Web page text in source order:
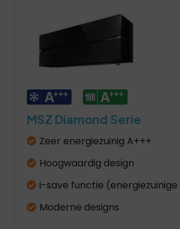
MSZ Diamond Serie
Zeer energiezuinig A+++
Hoogwaardig design
i-save functie
Moderne designs